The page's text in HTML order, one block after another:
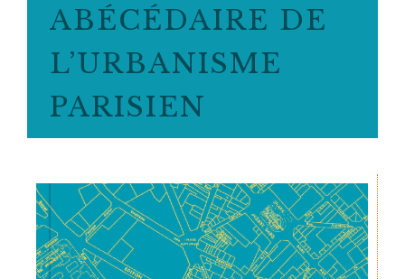
ABÉCÉDAIRE DE
L’URBANISME
PARISIEN